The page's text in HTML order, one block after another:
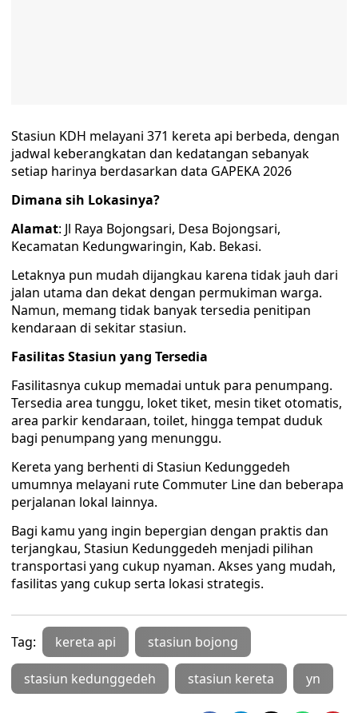
Stasiun KDH melayani 371 kereta api berbeda, dengan
jadwal keberangkatan dan kedatangan sebanyak
setiap harinya berdasarkan data GAPEKA 2026
Dimana sih Lokasinya?
Alamat: Jl Raya Bojongsari, Desa Bojongsari,
Kecamatan Kedungwaringin, Kab. Bekasi.
Letaknya pun mudah dijangkau karena tidak jauh dari
jalan utama dan dekat dengan permukiman warga.
Namun, memang tidak banyak tersedia penitipan
kendaraan di sekitar stasiun.
Fasilitas Stasiun yang Tersedia
Fasilitasnya cukup memadai untuk para penumpang.
Tersedia area tunggu, loket tiket, mesin tiket otomatis,
area parkir kendaraan, toilet, hingga tempat duduk
bagi penumpang yang menunggu.
Kereta yang berhenti di Stasiun Kedunggedeh
umumnya melayani rute Commuter Line dan beberapa
perjalanan lokal lainnya.
Bagi kamu yang ingin bepergian dengan praktis dan
terjangkau, Stasiun Kedunggedeh menjadi pilihan
transportasi yang cukup nyaman. Akses yang mudah,
fasilitas yang cukup serta lokasi strategis.
Tag: kereta api stasiun bojong
stasiun kedunggedeh stasiun kereta yn